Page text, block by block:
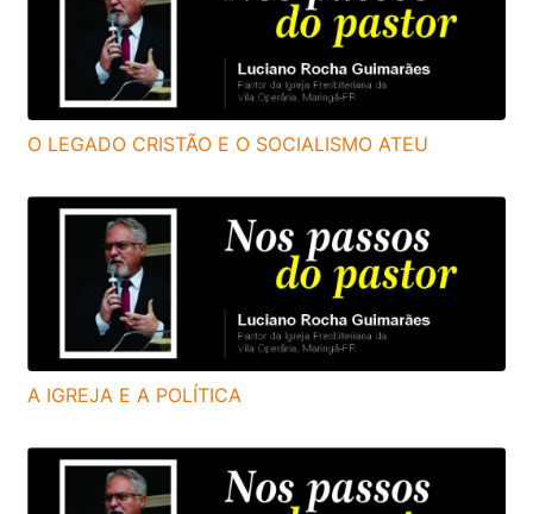
O LEGADO CRISTÃO E O SOCIALISMO ATEU
A IGREJA E A POLÍTICA